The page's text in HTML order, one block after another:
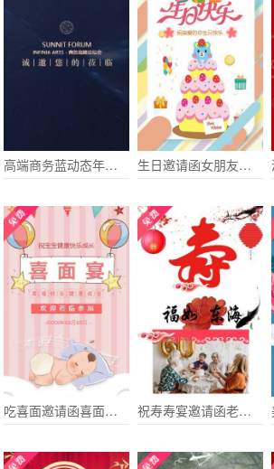
高端商务蓝动态年终盛典展会招商会年会会议电子请柬 生日邀请函女朋友生日邀请函
吃喜面邀请函喜面宴邀请函孩子出生10天宴邀请函 祝寿寿宴邀请函老人大寿长辈生日邀请函通用模板